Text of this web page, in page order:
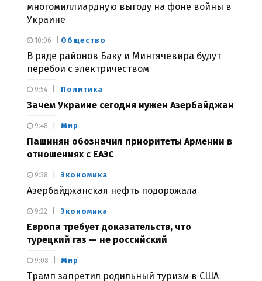
многомиллиардную выгоду на фоне войны в
Украине
Общество
В ряде районов Баку и Мингячевира будут
перебои с электричеством
10:06
Политика
Зачем Украине сегодня нужен Азербайджан
9:54
Мир
Пашинян обозначил приоритеты Армении в
отношениях с ЕАЭС
9:48
Экономика
Азербайджанская нефть подорожала
9:38
Экономика
Европа требует доказательств, что
турецкий газ — не российский
9:22
Мир
Трамп запретил родильный туризм в США
9:08